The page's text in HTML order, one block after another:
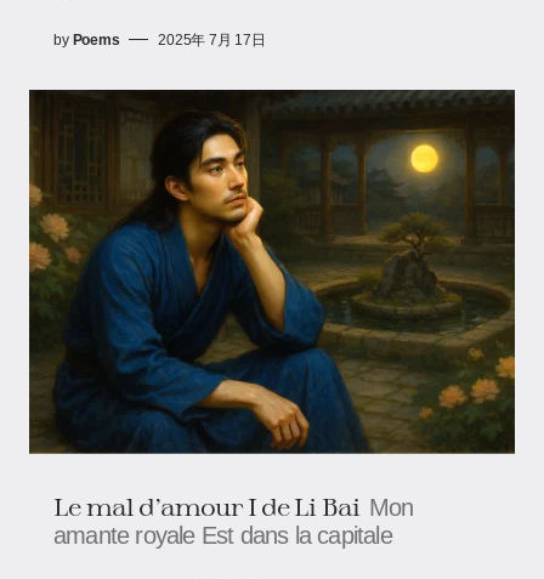
by Poems 2025年 7月 17日
Le mal d’amour I de Li Bai Mon
amante royale Est dans la capitale